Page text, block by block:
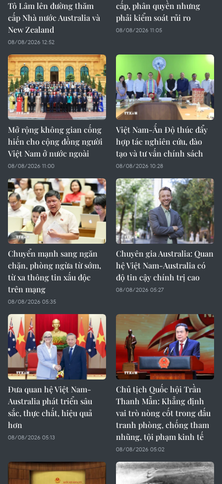
Tô Lâm lên đường thăm
cấp Nhà nước Australia và
New Zealand
08/08/2026 12:52
cấp, phân quyền nhưng
phải kiểm soát rủi ro
08/08/2026 11:05
Mở rộng không gian cống
hiến cho cộng đồng người
Việt Nam ở nước ngoài
08/08/2026 11:00
Việt Nam-Ấn Độ thúc đẩy
hợp tác nghiên cứu, đào
tạo và tư vấn chính sách
08/08/2026 10:28
Chuyển mạnh sang ngăn
chặn, phòng ngừa từ sớm,
từ xa thông tin xấu độc
trên mạng
08/08/2026 05:35
Chuyên gia Australia: Quan
hệ Việt Nam-Australia có
độ tin cậy chính trị cao
08/08/2026 05:27
Đưa quan hệ Việt Nam-
Australia phát triển sâu
sắc, thực chất, hiệu quả
hơn
08/08/2026 05:13
Chủ tịch Quốc hội Trần
Thanh Mẫn: Khẳng định
vai trò nòng cốt trong đấu
tranh phòng, chống tham
nhũng, tội phạm kinh tế
08/08/2026 05:02